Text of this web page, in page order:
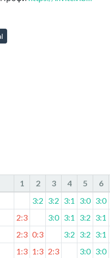
1 2 3 4 5
6
3:2 3:2 3:1 3:0 3:0
2:3 3:0 3:1 3:2 3:1
2:3 0:3 3:2 3:2 3:1
1:3 1:3 2:3 3:0 3:0